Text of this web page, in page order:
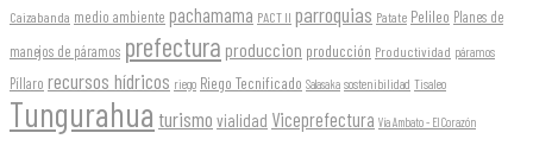
Caizabanda medio ambiente pachamama PACT II parroquias Patate Pelileo Planes de
manejos de páramos prefectura produccion producción Productividad páramos
Píllaro recursos hídricos riego Riego Tecnificado Salasaka sostenibilidad Tisaleo
Tungurahua turismo vialidad Viceprefectura Vía Ambato - El Corazón